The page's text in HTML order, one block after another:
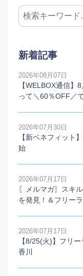
新着記事
2026年08月07日
【WELBOX通信】
って＼60％OFF／
2026年07月30日
【新ベネフィット
始
2026年07月17日
〖メルマガ〗スキ
を発見！＆フリー
2026年07月17日
【8/25(火)】フリ
香川